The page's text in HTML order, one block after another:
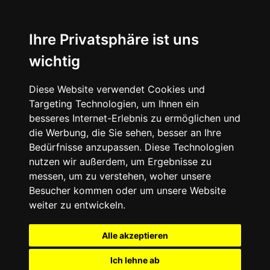
Ihre Privatsphäre ist uns
wichtig
Diese Website verwendet Cookies und
Targeting Technologien, um Ihnen ein
besseres Internet-Erlebnis zu ermöglichen und
die Werbung, die Sie sehen, besser an Ihre
Bedürfnisse anzupassen. Diese Technologien
nutzen wir außerdem, um Ergebnisse zu
messen, um zu verstehen, woher unsere
Besucher kommen oder um unsere Website
weiter zu entwickeln.
Alle akzeptieren
Ich lehne ab